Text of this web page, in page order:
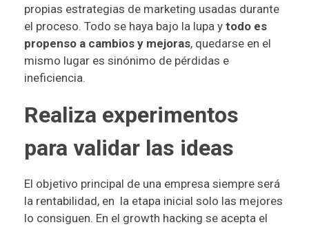
propias estrategias de marketing usadas durante
el proceso. Todo se haya bajo la lupa y todo es
propenso a cambios y mejoras, quedarse en el
mismo lugar es sinónimo de pérdidas e
ineficiencia.
Realiza experimentos
para validar las ideas
El objetivo principal de una empresa siempre será
la rentabilidad, en la etapa inicial solo las mejores
lo consiguen. En el growth hacking se acepta el